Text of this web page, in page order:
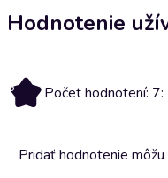
Hodnotenie
5 Počet hodnotení: 7:
Pridať hodnotenie